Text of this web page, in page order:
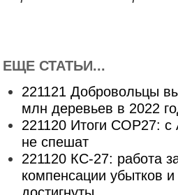
ЕЩЕ СТАТЬИ...
221121 Добровольцы
млн деревьев в 2022
221120 Итоги COP27:
не спешат
221120 КС-27: работа
компенсации убытков